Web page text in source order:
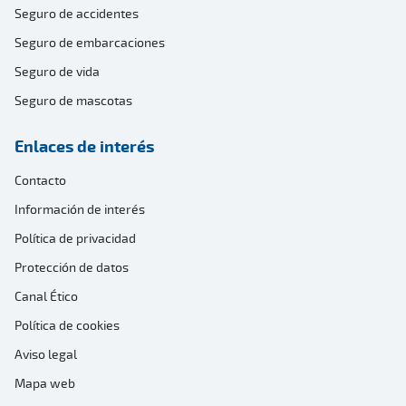
Seguro de accidentes
Seguro de embarcaciones
Seguro de vida
Seguro de mascotas
Enlaces de interés
Contacto
Información de interés
Política de privacidad
Protección de datos
Canal Ético
Política de cookies
Aviso legal
Mapa web